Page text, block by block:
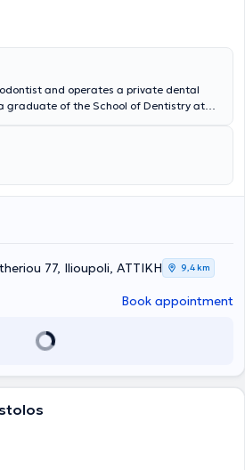
and operates a private dental
graduate of the School of Dentistry at
His professional experience is
and a clinical specialization in
practice, endodontic treatments are
ultrasonic devices, and vertical
and has been actively
77, Ilioupoli, ΑΤΤΙΚΗ 9,4 km
Book appointment